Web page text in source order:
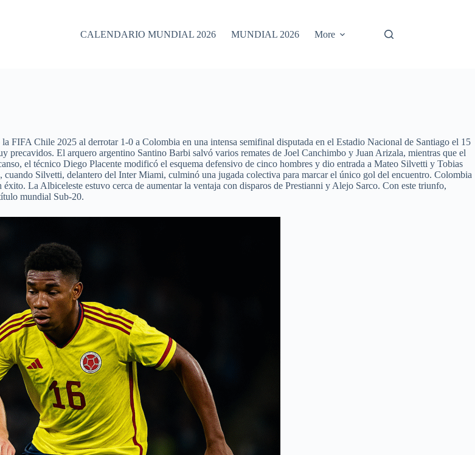
CALENDARIO MUNDIAL 2026 MUNDIAL 2026 More
FIFA Chile 2025 al derrotar 1‑0 a Colombia en una intensa semifinal disputada en el Estadio Nacional de Santiago el 15
El arquero argentino Santino Barbi salvó varios remates de Joel Canchimbo y Juan Arizala, mientras que el
el técnico Diego Placente modificó el esquema defensivo de cinco hombres y dio entrada a Mateo Silvetti y Tobias
Silvetti, delantero del Inter Miami, culminó una jugada colectiva para marcar el único gol del encuentro. Colombia
La Albiceleste estuvo cerca de aumentar la ventaja con disparos de Prestianni y Alejo Sarco. Con este triunfo,
mundial Sub‑20.